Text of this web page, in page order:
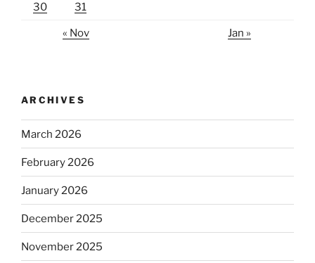
30 31
« Nov Jan »
ARCHIVES
March 2026
February 2026
January 2026
December 2025
November 2025